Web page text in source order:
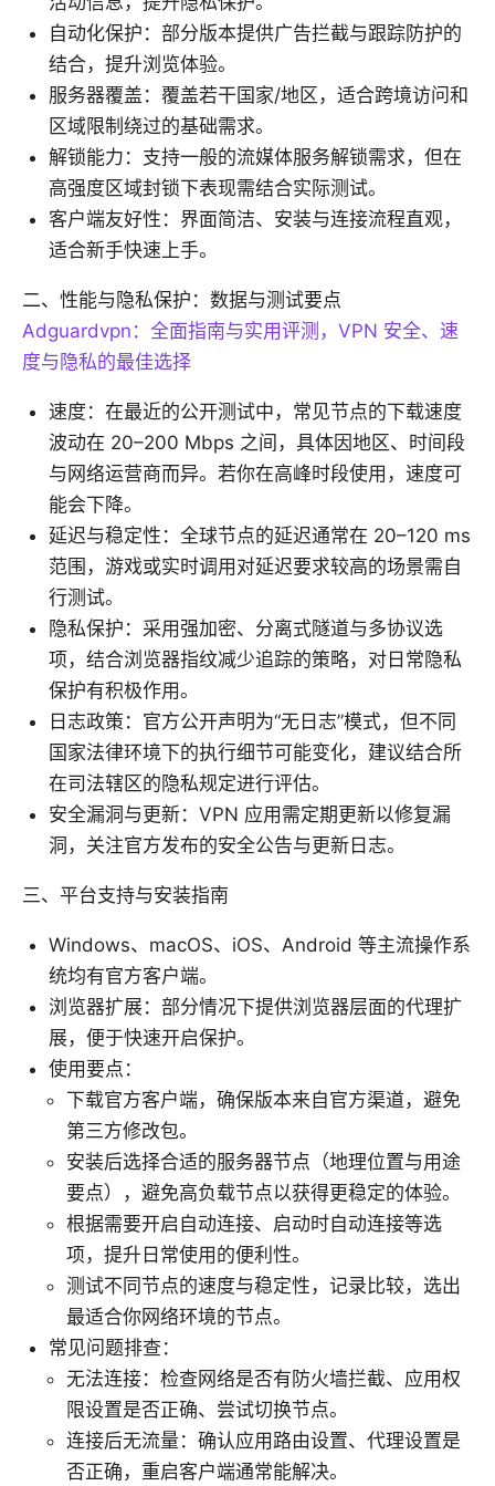
自动化保护：部分版本提供广告拦截与跟踪防护的
结合，提升浏览体验。
服务器覆盖：覆盖若干国家/地区，适合跨境访问和
区域限制绕过的基础需求。
解锁能力：支持一般的流媒体服务解锁需求，但在
高强度区域封锁下表现需结合实际测试。
客户端友好性：界面简洁、安装与连接流程直观，
适合新手快速上手。
二、性能与隐私保护：数据与测试要点
Adguardvpn：全面指南与实用评测，VPN 安全、速
度与隐私的最佳选择
速度：在最近的公开测试中，常见节点的下载速度
波动在 20–200 Mbps 之间，具体因地区、时间段
与网络运营商而异。若你在高峰时段使用，速度可
能会下降。
延迟与稳定性：全球节点的延迟通常在 20–120 ms
范围，游戏或实时调用对延迟要求较高的场景需自
行测试。
隐私保护：采用强加密、分离式隧道与多协议选
项，结合浏览器指纹减少追踪的策略，对日常隐私
保护有积极作用。
日志政策：官方公开声明为“无日志”模式，但不同
国家法律环境下的执行细节可能变化，建议结合所
在司法辖区的隐私规定进行评估。
安全漏洞与更新：VPN 应用需定期更新以修复漏
洞，关注官方发布的安全公告与更新日志。
三、平台支持与安装指南
Windows、macOS、iOS、Android 等主流操作系
统均有官方客户端。
浏览器扩展：部分情况下提供浏览器层面的代理扩
展，便于快速开启保护。
使用要点：
下载官方客户端，确保版本来自官方渠道，避免
第三方修改包。
安装后选择合适的服务器节点（地理位置与用途
要点），避免高负载节点以获得更稳定的体验。
根据需要开启自动连接、启动时自动连接等选
项，提升日常使用的便利性。
测试不同节点的速度与稳定性，记录比较，选出
最适合你网络环境的节点。
常见问题排查：
无法连接：检查网络是否有防火墙拦截、应用权
限设置是否正确、尝试切换节点。
连接后无流量：确认应用路由设置、代理设置是
否正确，重启客户端通常能解决。